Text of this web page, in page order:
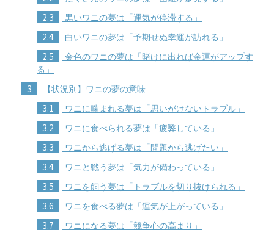
2.3 黒いワニの夢は「運気が停滞する」
2.4 白いワニの夢は「予期せぬ幸運が訪れる」
2.5
金色のワニの夢は「賭けに出れば金運がアップす
る」
3 【状況別】ワニの夢の意味
3.1 ワニに噛まれる夢は「思いがけないトラブル」
3.2 ワニに食べられる夢は「疲弊している」
3.3 ワニから逃げる夢は「問題から逃げたい」
3.4 ワニと戦う夢は「気力が備わっている」
3.5 ワニを飼う夢は「トラブルを切り抜けられる」
3.6 ワニを食べる夢は「運気が上がっている」
3.7 ワニになる夢は「競争心の高まり」